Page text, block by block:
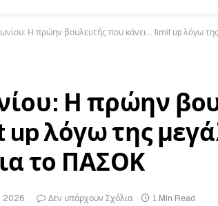
Η πρώην βουλευτής που κάνει… limit up λόγω
Η πρώην
λόγω της
το ΠΑΣΟΚ
2026 Δεν υπάρχουν Σχόλια 1 Min Read